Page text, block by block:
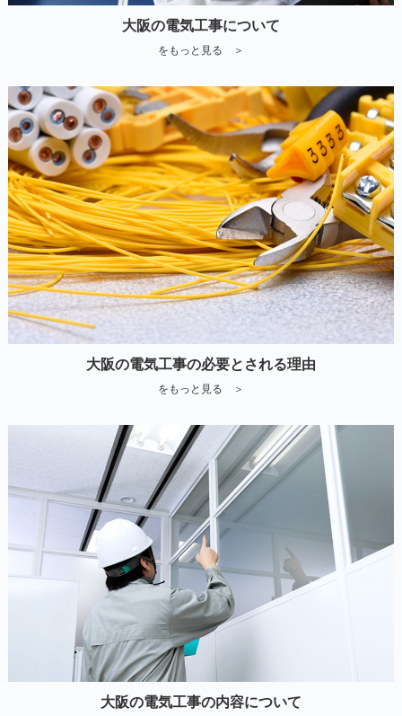
大阪の電気工事について
をもっと見る ＞
大阪の電気工事の必要とされる理由
をもっと見る ＞
大阪の電気工事の内容について